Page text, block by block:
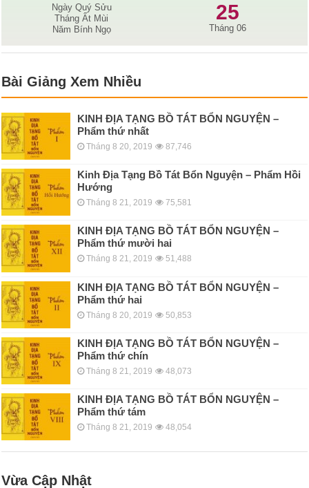
Ngày Quý Sửu
Tháng Ất Mùi
Năm Bính Ngọ
25
Tháng 06
Bài Giảng Xem Nhiều
KINH ÐỊA TẠNG BỒ TÁT BỔN NGUYỆN –
Phẩm thứ nhất
Tháng 8 20, 2019 87,746
Kinh Địa Tạng Bồ Tát Bổn Nguyện – Phẩm Hồi
Hướng
Tháng 8 21, 2019 75,581
KINH ÐỊA TẠNG BỒ TÁT BỔN NGUYỆN –
Phẩm thứ mười hai
Tháng 8 21, 2019 51,488
KINH ÐỊA TẠNG BỒ TÁT BỔN NGUYỆN –
Phẩm thứ hai
Tháng 8 20, 2019 50,853
KINH ÐỊA TẠNG BỒ TÁT BỔN NGUYỆN –
Phẩm thứ chín
Tháng 8 21, 2019 48,073
KINH ÐỊA TẠNG BỒ TÁT BỔN NGUYỆN –
Phẩm thứ tám
Tháng 8 21, 2019 48,054
Vừa Cập Nhật